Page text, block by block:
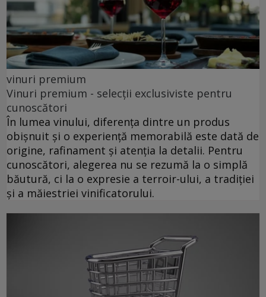
vinuri premium
Vinuri premium - selecții exclusiviste pentru
cunoscători
În lumea vinului, diferența dintre un produs
obișnuit și o experiență memorabilă este dată de
origine, rafinament și atenția la detalii. Pentru
cunoscători, alegerea nu se rezumă la o simplă
băutură, ci la o expresie a terroir-ului, a tradiției
și a măiestriei vinificatorului.